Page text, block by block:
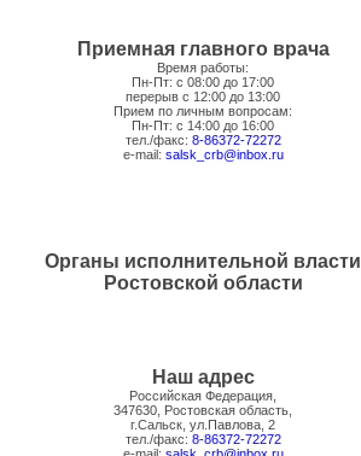
Приемная главного врача
Время работы:
Пн-Пт: с 08:00 до 17:00
перерыв с 12:00 до 13:00
Прием по личным вопросам:
Пн-Пт: с 14:00 до 16:00
тел./факс: 8-86372-72272
e-mail: salsk_crb@inbox.ru
Органы исполнительной власти
Ростовской области
Наш адрес
Российская Федерация,
347630, Ростовская область,
г.Сальск, ул.Павлова, 2
тел./факс: 8-86372-72272